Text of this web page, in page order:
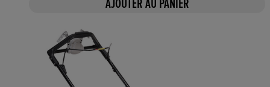
AJOUTER AU PANIER